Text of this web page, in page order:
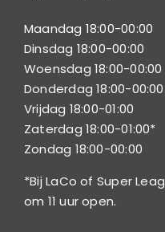
Maandag 18:00-00:00
Dinsdag 18:00-00:00
Woensdag 18:00-00:00
Donderdag 18:00-00:00
Vrijdag 18:00-01:00
Zaterdag 18:00-01:00*
Zondag 18:00-00:00
*Bij LaCo of Super
om 11 uur open.